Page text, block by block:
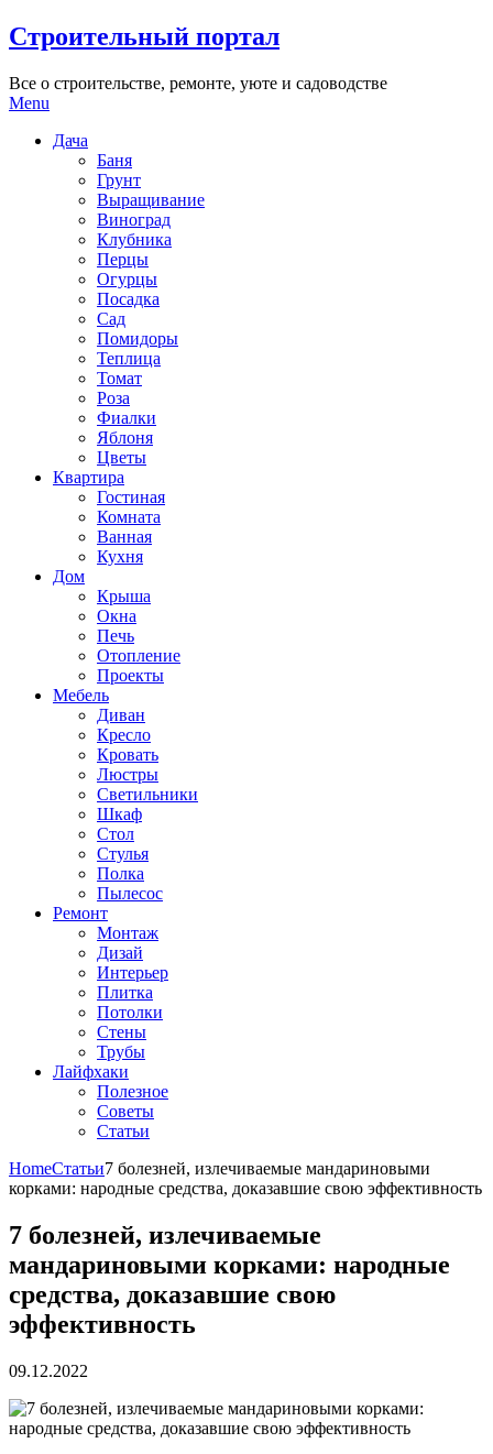
Skip
to
Строительный портал
Все о строительстве, ремонте, уюте и садоводстве
Menu
Дача
Баня
Грунт
Выращивание
Виноград
Клубника
Перцы
Огурцы
Посадка
Сад
Помидоры
Теплица
Томат
Роза
Фиалки
Яблоня
Цветы
Квартира
Гостиная
Комната
Ванная
Кухня
Дом
Крыша
Окна
Печь
Отопление
Проекты
Мебель
Диван
Кресло
Кровать
Люстры
Светильники
Шкаф
Стол
Стулья
Полка
Пылесос
Ремонт
Монтаж
Дизай
Интерьер
Плитка
Потолки
Стены
Трубы
Лайфхаки
Полезное
Советы
Статьи
HomeСтатьи7 болезней, излечиваемые мандариновыми
корками: народные средства, доказавшие свою эффективность
7 болезней, излечиваемые
мандариновыми корками: народные
средства, доказавшие свою
эффективность
09.12.2022